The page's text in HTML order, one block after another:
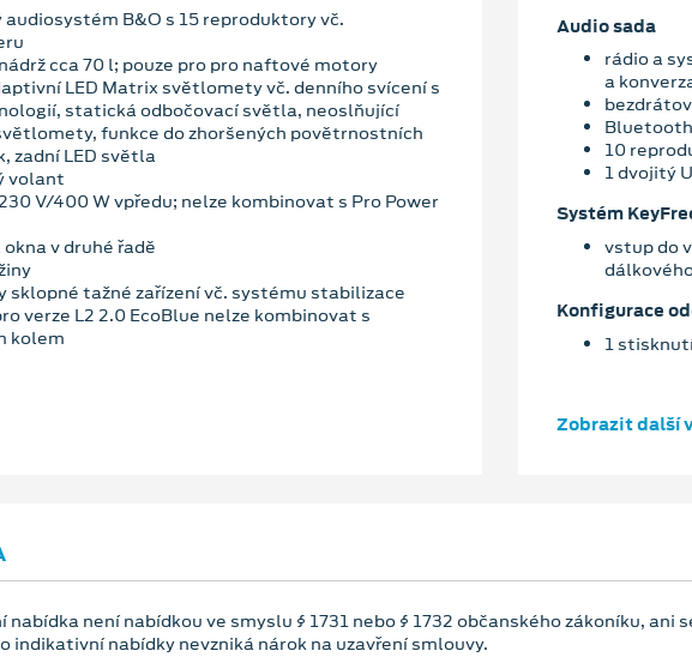
audiosystém B&O s 15 reproduktory vč.
cca 70 l; pouze pro pro naftové motory
LED Matrix světlomety vč. denního svícení s
statická odbočovací světla, neoslňující
funkce do zhoršených povětrnostních
zadní LED světla
volant
V/400 W vpředu; nelze kombinovat s Pro Power
v druhé řadě
sklopné tažné zařízení vč. systému stabilizace
verze L2 2.0 EcoBlue nelze kombinovat s
kolem
Audio sada
rádio a
a
10
1 dvojitý
Systém
vstup do
Konfigurace
1
Zobrazit další
není nabídkou ve smyslu § 1731 nebo § 1732 občanského zákoníku, ani
indikativní nabídky nevzniká nárok na uzavření smlouvy.